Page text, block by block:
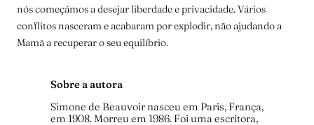
nós começámos a desejar liberdade e privacidade. Vários
conflitos nasceram e acabaram por explodir, não ajudando a
Mamã a recuperar o seu equilíbrio.
Sobre a autora
Simone de Beauvoir nasceu em Paris, França,
em 1908. Morreu em 1986. Foi uma escritora,